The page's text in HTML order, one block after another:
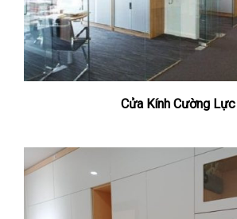
Cửa Kính Cường Lực